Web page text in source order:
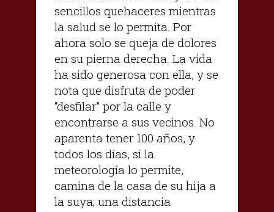
sencillos quehaceres mientras
la salud se lo permita. Por
ahora solo se queja de dolores
en su pierna derecha. La vida
ha sido generosa con ella, y se
nota que disfruta de poder
“desfilar” por la calle y
encontrarse a sus vecinos. No
aparenta tener 100 años, y
todos los días, si la
meteorología lo permite,
camina de la casa de su hija a
la suya; una distancia